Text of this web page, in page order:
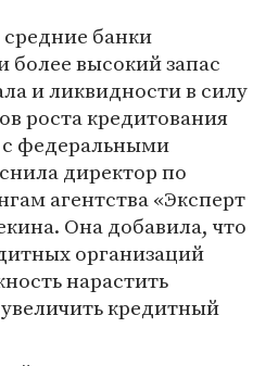
банки
более высокий запас
и ликвидности в силу
роста кредитования
с федеральными
директор по
агентства «Эксперт
Она добавила, что
организаций
нарастить
кредитный